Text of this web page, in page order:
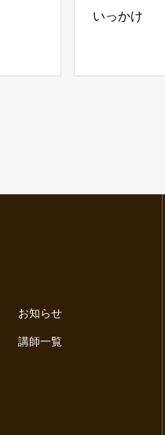
いっかけ
お知らせ
講師一覧